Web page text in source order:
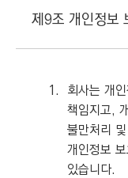
제9조 개인정보
1. 회사는 개
책임지고,
불만처리
개인정보
있습니다.